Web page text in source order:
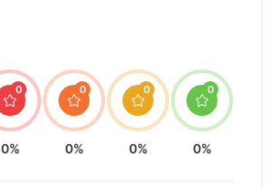
0
0%
0
0%
0
0%
0
0%